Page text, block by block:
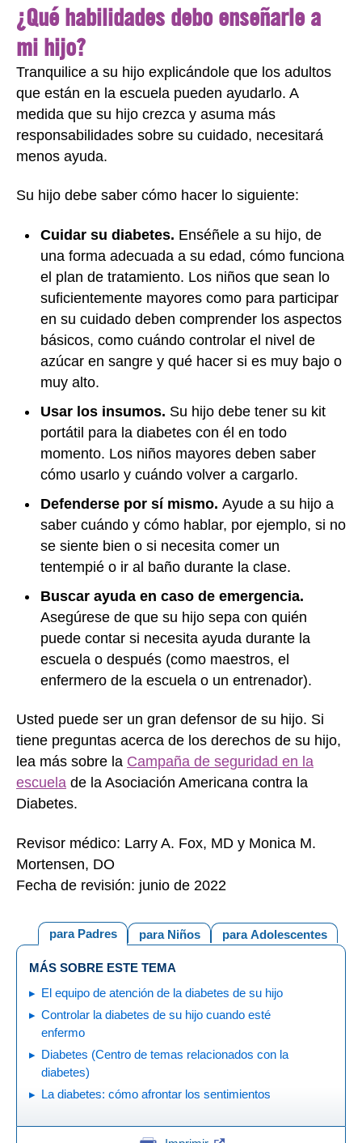
¿Qué habilidades debo enseñarle a
mi hijo?
Tranquilice a su hijo explicándole que los adultos
que están en la escuela pueden ayudarlo. A
medida que su hijo crezca y asuma más
responsabilidades sobre su cuidado, necesitará
menos ayuda.
Su hijo debe saber cómo hacer lo siguiente:
Cuidar su diabetes. Enséñele a su hijo, de
una forma adecuada a su edad, cómo funciona
el plan de tratamiento. Los niños que sean lo
suficientemente mayores como para participar
en su cuidado deben comprender los aspectos
básicos, como cuándo controlar el nivel de
azúcar en sangre y qué hacer si es muy bajo o
muy alto.
Usar los insumos. Su hijo debe tener su kit
portátil para la diabetes con él en todo
momento. Los niños mayores deben saber
cómo usarlo y cuándo volver a cargarlo.
Defenderse por sí mismo. Ayude a su hijo a
saber cuándo y cómo hablar, por ejemplo, si no
se siente bien o si necesita comer un
tentempié o ir al baño durante la clase.
Buscar ayuda en caso de emergencia.
Asegúrese de que su hijo sepa con quién
puede contar si necesita ayuda durante la
escuela o después (como maestros, el
enfermero de la escuela o un entrenador).
Usted puede ser un gran defensor de su hijo. Si
tiene preguntas acerca de los derechos de su hijo,
lea más sobre la Campaña de seguridad en la
escuela de la Asociación Americana contra la
Diabetes.
Revisor médico: Larry A. Fox, MD y Monica M.
Mortensen, DO
Fecha de revisión: junio de 2022
para Adolescentes
para Niños
para Padres
MÁS SOBRE ESTE TEMA
El equipo de atención de la diabetes de su hijo
Controlar la diabetes de su hijo cuando esté
enfermo
Diabetes (Centro de temas relacionados con la
diabetes)
La diabetes: cómo afrontar los sentimientos